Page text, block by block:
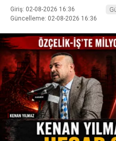
Giriş: 02-08-2026 16:36
Güncelleme: 02-08-2026 16:36